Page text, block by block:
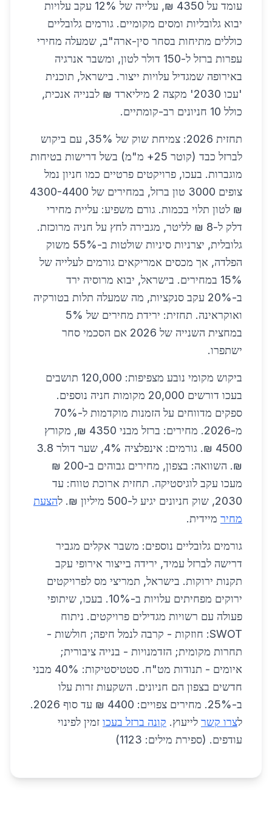
עומד על 4350 ₪, עלייה של 12% עקב עלויות
יבוא גלובליות ומסים מקומיים. גורמים גלובליים
כוללים מתיחות בסחר סין-ארה"ב, שמעלה מחירי
עפרות ברזל ל-150 דולר לטון, ומשבר אנרגיה
באירופה שמגדיל עלויות ייצור. בישראל, תוכנית
'עכו 2030' מקצה 2 מיליארד ₪ לבנייה אנכית,
כולל 10 חניונים רב-קומתיים.
תחזית 2026: צמיחת שוק של 35%, עם ביקוש
לברזל כבד (קוטר 25+ מ"מ) בשל דרישות בטיחות
מוגברות. בעכו, פרויקטים פרטיים כמו חניון נמל
צופים 3000 טון ברזל, במחירים של 4300-4400
₪ לטון תלוי בכמות. גורם משפיע: עליית מחירי
דלק ל-8 ₪ לליטר, מגבירה לחץ על חניה מרוכזת.
גלובלית, יצרניות סיניות שולטות ב-55% משוק
הפלדה, אך מכסים אמריקאים גורמים לעלייה של
15% במחירים. בישראל, יבוא מרוסיה ירד
ב-20% עקב סנקציות, מה שמעלה תלות בטורקיה
ואוקראינה. תחזית: ירידת מחירים של 5%
במחצית השנייה של 2026 אם הסכמי סחר
ישתפרו.
ביקוש מקומי נובע מצפיפות: 120,000 תושבים
בעכו דורשים 20,000 מקומות חניה נוספים.
ספקים מדווחים על הזמנות מוקדמות ל-70%
מ-2026. מחירים: ברזל מבני 4350 ₪, מקורץ
4500 ₪. גורמים: אינפלציה 4%, שער דולר 3.8
₪. השוואה: בצפון, מחירים גבוהים ב-200 ₪
מעכו עקב לוגיסטיקה. תחזית ארוכת טווח: עד
2030, שוק חניונים יגיע ל-500 מיליון ₪. ל
הצעת
מחיר מיידית.
גורמים גלובליים נוספים: משבר אקלים מגביר
דרישה לברזל עמיד, ירידה בייצור אירופי עקב
תקנות ירוקות. בישראל, תמריצי מס לפרויקטים
ירוקים מפחיתים עלויות ב-10%. בעכו, שיתופי
פעולה עם רשויות מגדילים פרויקטים. ניתוח
SWOT: חוזקות - קרבה לנמל חיפה; חולשות -
תחרות מקומית; הזדמנויות - בנייה ציבורית;
איומים - תנודות מט"ח. סטטיסטיקות: 40% מבני
חדשים בצפון הם חניונים. השקעות זרות עלו
ב-25%. מחירים צפויים: 4400 ₪ עד סוף 2026.
לצרו קשר לייעוץ. קונה ברזל בעכו זמין לפינוי
עודפים. (ספירת מילים: 1123)